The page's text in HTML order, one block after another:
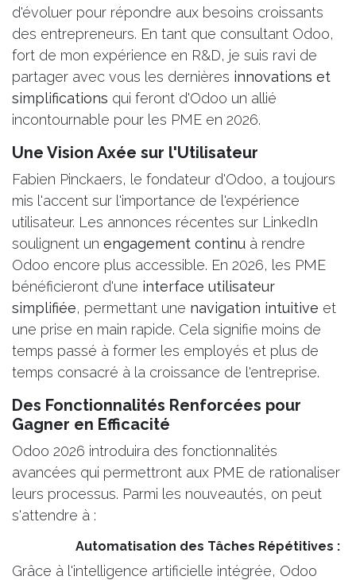
d'évoluer pour répondre aux besoins croissants
des entrepreneurs. En tant que consultant Odoo,
fort de mon expérience en R&D, je suis ravi de
partager avec vous les dernières innovations et
simplifications qui feront d'Odoo un allié
incontournable pour les PME en 2026.
Une Vision Axée sur l'Utilisateur
Fabien Pinckaers, le fondateur d'Odoo, a toujours
mis l'accent sur l'importance de l'expérience
utilisateur. Les annonces récentes sur LinkedIn
soulignent un engagement continu à rendre
Odoo encore plus accessible. En 2026, les PME
bénéficieront d'une interface utilisateur
simplifiée, permettant une navigation intuitive et
une prise en main rapide. Cela signifie moins de
temps passé à former les employés et plus de
temps consacré à la croissance de l'entreprise.
Des Fonctionnalités Renforcées pour
Gagner en Efficacité
Odoo 2026 introduira des fonctionnalités
avancées qui permettront aux PME de rationaliser
leurs processus. Parmi les nouveautés, on peut
s'attendre à :
​Automatisation des Tâches Répétitives :
Grâce à l'intelligence artificielle intégrée, Odoo